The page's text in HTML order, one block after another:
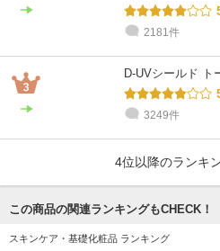
2181件
D-UVシールド ト
3249件
4位以降のランキ
この商品の関連ランキングもCHECK！
スキンケア・基礎化粧品 ランキング